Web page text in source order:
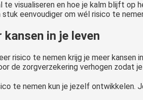
te visualiseren en hoe je kalm blijft op
eenvoudiger om wél risico te
kansen in je leven
risico te nemen krijg je meer
de zorgverzekering verhogen zodat
te nemen kun je jezelf ontwikkelen.